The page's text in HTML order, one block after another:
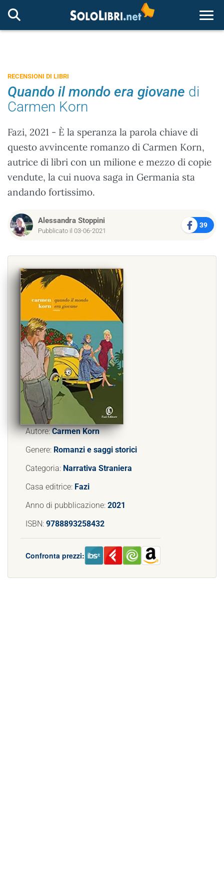
RECENSIONI DI LIBRI
Quando il mondo era giovane di
Carmen Korn
Fazi, 2021 - È la speranza la parola chiave di
questo avvincente romanzo di Carmen Korn,
autrice di libri con un milione e mezzo di copie
vendute, la cui nuova saga in Germania sta
andando fortissimo.
Alessandra Stoppini
Pubblicato il 03-06-2021
39
Autore:Carmen Korn
Genere: Romanzi e saggi storici
Categoria: Narrativa Straniera
Casa editrice: Fazi
Anno di pubblicazione: 2021
ISBN: 9788893258432
Confronta prezzi: